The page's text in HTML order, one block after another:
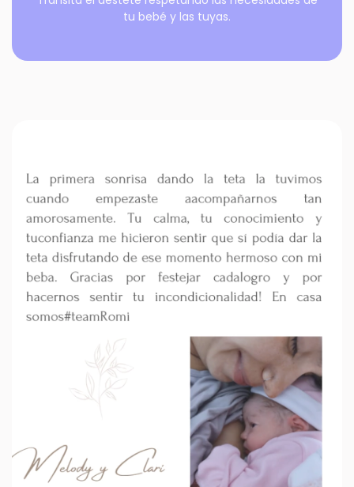
tu bebé y las tuyas.